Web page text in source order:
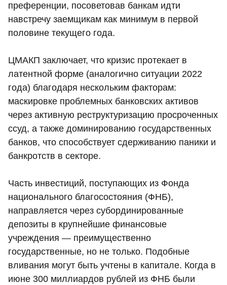
преференции, посоветовав банкам идти
навстречу заемщикам как минимум в первой
половине текущего года.
ЦМАКП заключает, что кризис протекает в
латентной форме (аналогично ситуации 2022
года) благодаря нескольким факторам:
маскировке проблемных банковских активов
через активную реструктуризацию просроченных
ссуд, а также доминированию государственных
банков, что способствует сдерживанию паники и
банкротств в секторе.
Часть инвестиций, поступающих из Фонда
национального благосостояния (ФНБ),
направляется через субординированные
депозиты в крупнейшие финансовые
учреждения — преимущественно
государственные, но не только. Подобные
вливания могут быть учтены в капитале. Когда в
июне 300 миллиардов рублей из ФНБ были